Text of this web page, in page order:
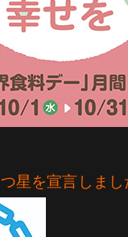
星を宣言しまし